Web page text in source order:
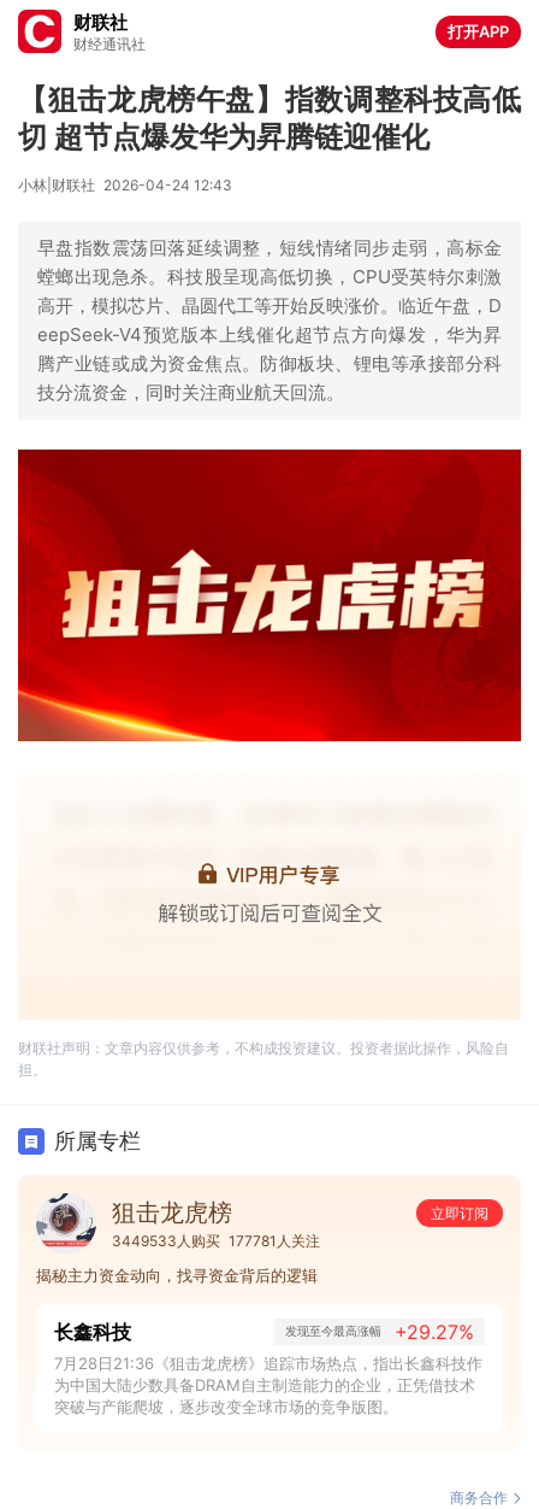
财联社
财经通讯社
打开APP
【狙击龙虎榜午盘】指数调整科技高低
切 超节点爆发华为昇腾链迎催化
小林|财联社 2026-04-24 12:43
早盘指数震荡回落延续调整，短线情绪同步走弱，高标金
螳螂出现急杀。科技股呈现高低切换，CPU受英特尔刺激
高开，模拟芯片、晶圆代工等开始反映涨价。临近午盘，D
eepSeek-V4预览版本上线催化超节点方向爆发，华为昇
腾产业链或成为资金焦点。防御板块、锂电等承接部分科
技分流资金，同时关注商业航天回流。
财联社声明：文章内容仅供参考，不构成投资建议。投资者据此操作，风险自
担。
所属专栏
狙击龙虎榜
立即订阅
3449533人购买 177781人关注
揭秘主力资金动向，找寻资金背后的逻辑
长鑫科技 发现至今最高涨幅 +29.27%
7月28日21:36《狙击龙虎榜》追踪市场热点，指出长鑫科技作
为中国大陆少数具备DRAM自主制造能力的企业，正凭借技术
突破与产能爬坡，逐步改变全球市场的竞争版图。
商务合作